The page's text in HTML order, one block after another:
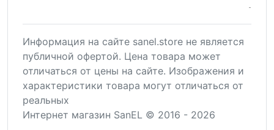
Информация на сайте sanel.store не является
публичной офертой. Цена товара может
отличаться от цены на сайте. Изображения и
характеристики товара могут отличаться от
реальных
Интернет магазин SanEL © 2016 - 2026